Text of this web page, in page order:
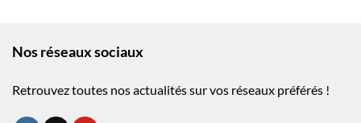
Nos réseaux sociaux
Retrouvez toutes nos actualités sur vos réseaux préférés !